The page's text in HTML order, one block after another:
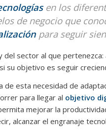
en los
de negocio que
para seguir
del sector al que
su objetivo es seguir
esta necesidad de
para llegar al objetivo
mejorar la
alcanzar el engranaje